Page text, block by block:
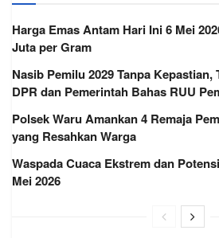
Harga Emas Antam Hari Ini 6 Mei
Juta per Gram
Nasib Pemilu 2029 Tanpa Kepastian,
DPR dan Pemerintah Bahas RUU
Polsek Waru Amankan 4 Remaja
yang Resahkan Warga
Waspada Cuaca Ekstrem dan
Mei 2026